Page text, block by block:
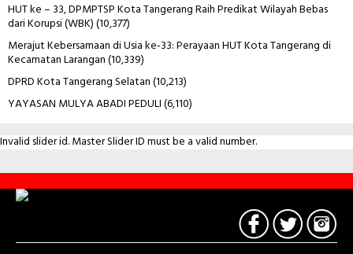
HUT ke – 33, DPMPTSP Kota Tangerang Raih Predikat Wilayah Bebas
dari Korupsi (WBK)(10,377)
Merajut Kebersamaan di Usia ke-33: Perayaan HUT Kota Tangerang di
Kecamatan Larangan(10,339)
DPRD Kota Tangerang Selatan(10,213)
YAYASAN MULYA ABADI PEDULI(6,110)
Invalid slider id. Master Slider ID must be a valid number.
Contact
Us